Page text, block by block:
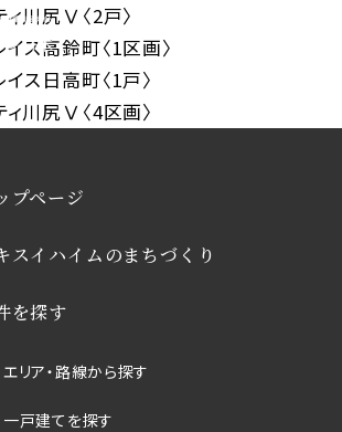
川尻Ⅴ〈2戸〉
ス高鈴町〈1区画〉
ス日高町〈1戸〉
川尻Ⅴ〈4区画〉
プページ
スイハイムのまちづくり
を探す
エリア・路線から探す
一戸建てを探す